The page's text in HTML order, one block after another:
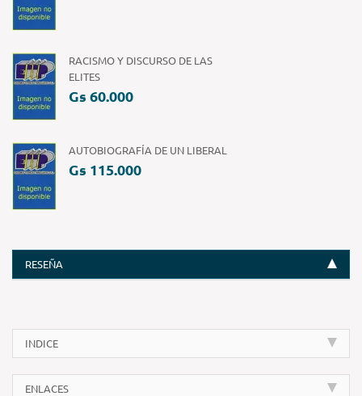
RACISMO Y DISCURSO DE LAS
ELITES
Gs 60.000
AUTOBIOGRAFÍA DE UN LIBERAL
Gs 115.000
RESEÑA
INDICE
ENLACES